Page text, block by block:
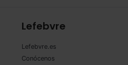
Lefebvre
Lefebvre.es
Conócenos